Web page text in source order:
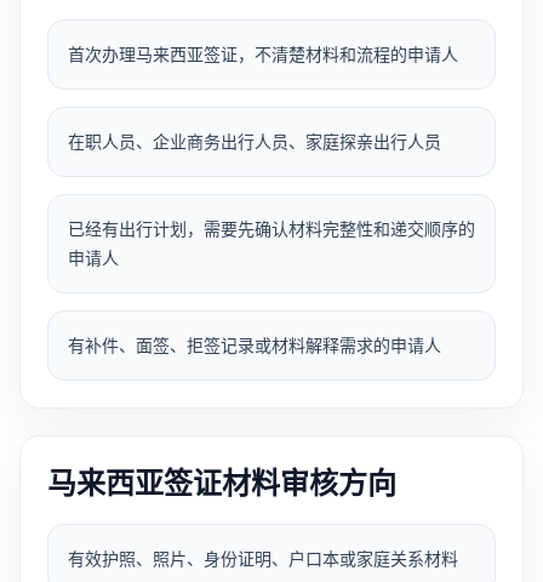
首次办理马来西亚签证，不清楚材料和流程的申请人
在职人员、企业商务出行人员、家庭探亲出行人员
已经有出行计划，需要先确认材料完整性和递交顺序的
申请人
有补件、面签、拒签记录或材料解释需求的申请人
马来西亚签证材料审核方向
有效护照、照片、身份证明、户口本或家庭关系材料